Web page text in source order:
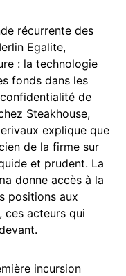
récurrente des
Egalite,
: la technologie
fonds dans les
de
Steakhouse,
explique que
de la firme sur
et prudent. La
donne accès à la
positions aux
ces acteurs qui
incursion